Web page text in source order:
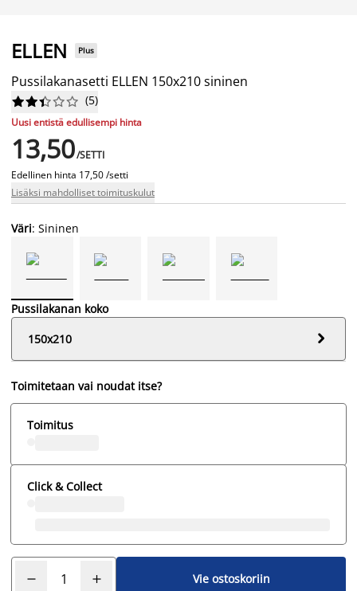
ELLEN Plus
Pussilakanasetti ELLEN 150x210 sininen





 (5)
Uusi entistä edullisempi hinta
13,50/SETTI
Edellinen hinta 17,50 /setti
Lisäksi mahdolliset toimituskulut
Väri: Sininen
Pussilakanan koko
150x210

Toimitetaan vai noudat itse?
Toimitus
Click & Collect
Vie ostoskoriin